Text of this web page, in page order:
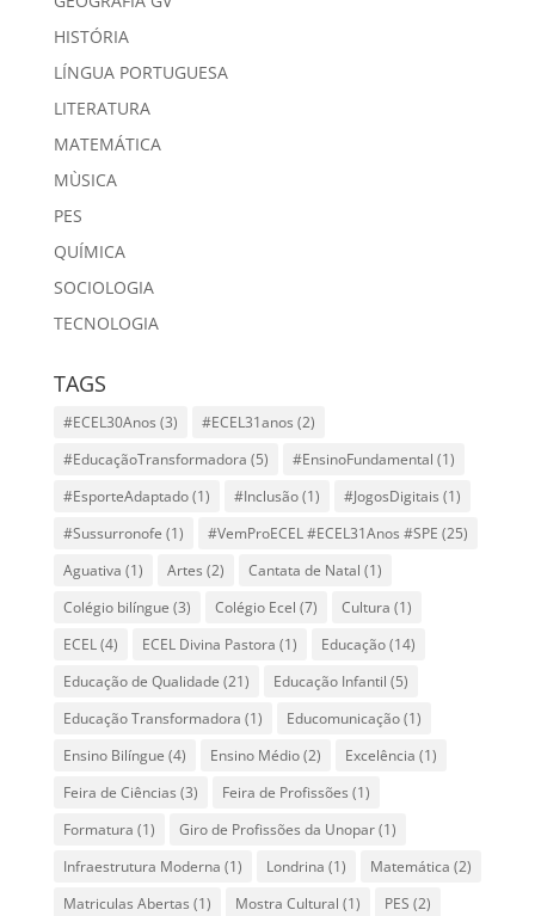
HISTÓRIA
LÍNGUA PORTUGUESA
LITERATURA
MATEMÁTICA
MÙSICA
PES
QUÍMICA
SOCIOLOGIA
TECNOLOGIA
TAGS
#ECEL30Anos (3) #ECEL31anos (2)
#EducaçãoTransformadora (5) #EnsinoFundamental (1)
#EsporteAdaptado(1) #Inclusão(1) #JogosDigitais (1)
#Sussurronofe (1) #VemProECEL #ECEL31Anos #SPE (25)
Aguativa (1) Artes (2) Cantata de Natal (1)
Colégio bilíngue (3) Colégio Ecel (7) Cultura (1)
ECEL(4) ECEL Divina Pastora (1) Educação(14)
Educação de Qualidade (21) Educação Infantil (5)
Educação Transformadora (1) Educomunicação(1)
Ensino Bilíngue (4) Ensino Médio(2) Excelência (1)
Feira de Ciências (3) Feira de Profissões (1)
Formatura (1) Giro de Profissões da Unopar(1)
Infraestrutura Moderna (1) Londrina (1) Matemática (2)
Matriculas Abertas (1) Mostra Cultural (1) PES (2)